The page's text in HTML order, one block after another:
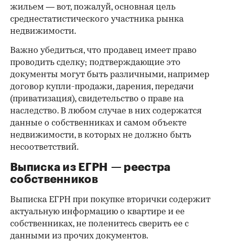
жильем — вот, пожалуй, основная цель
среднестатистического участника рынка
недвижимости.
Важно убедиться, что продавец имеет право
проводить сделку; подтверждающие это
документы могут быть различными, например
договор купли-продажи, дарения, передачи
(приватизация), свидетельство о праве на
наследство. В любом случае в них содержатся
данные о собственниках и самом объекте
недвижимости, в которых не должно быть
несоответствий.
Выписка из ЕГРН — реестра
собственников
Выписка ЕГРН при покупке вторички содержит
актуальную информацию о квартире и ее
собственниках, не поленитесь сверить ее с
данными из прочих документов.